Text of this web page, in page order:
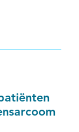
de
pleiten
op